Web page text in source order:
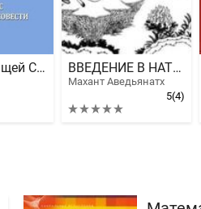
Голос любящей Совести. Попутчик ВВЕДЕНИЕ В НАТХА-ЙОГУ. ШИВА-ТАТТВА.
Махант Аведьянатх
5(4)